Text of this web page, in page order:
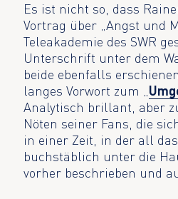
Es ist nicht so, dass
Vortrag über „Angst und
Teleakademie des SWR
Unterschrift unter dem
beide ebenfalls
langes Vorwort zum „
Analytisch brillant, aber
Nöten seiner Fans, die
in einer Zeit, in der all
buchstäblich unter die
vorher beschrieben und